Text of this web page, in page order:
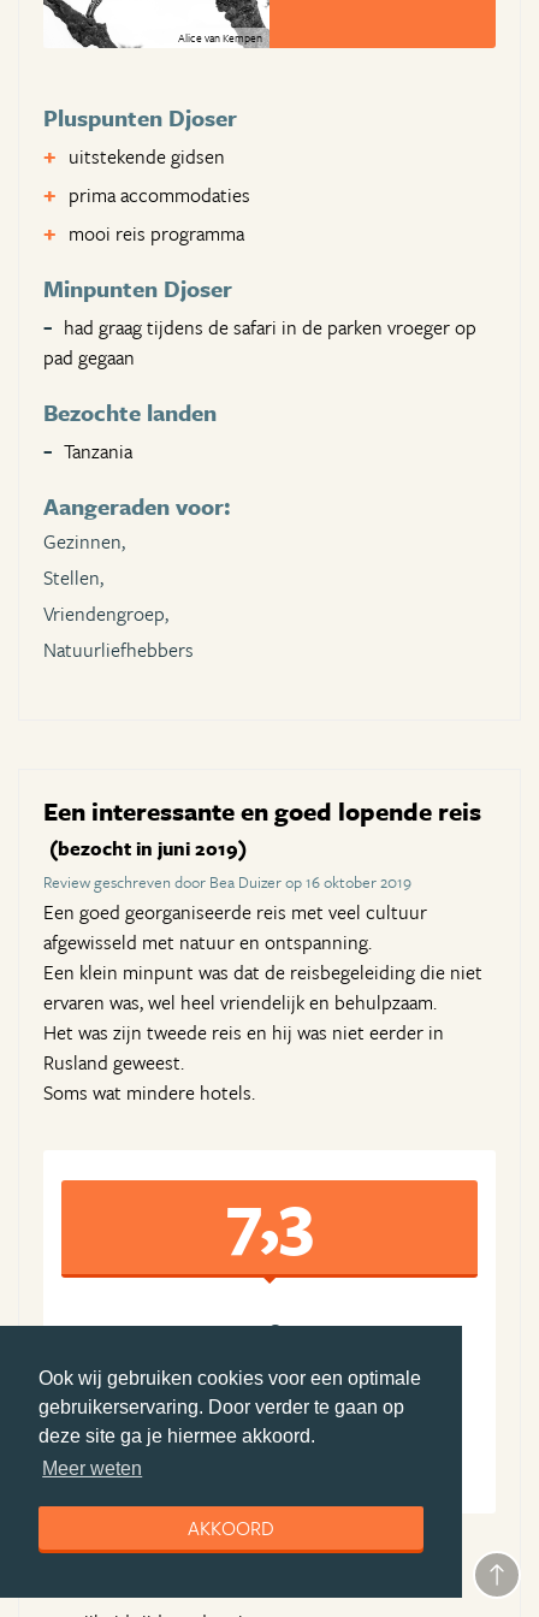
Ook wij gebruiken cookies voor een optimale
gebruikerservaring. Door verder te gaan op
deze site ga je hiermee akkoord.
Meer weten
AKKOORD
Alice van Kempen
Pluspunten Djoser
uitstekende gidsen
prima accommodaties
mooi reis programma
Minpunten Djoser
had graag tijdens de safari in de parken vroeger op
pad gegaan
Bezochte landen
Tanzania
Aangeraden voor:
Gezinnen,
Stellen,
Vriendengroep,
Natuurliefhebbers
Een interessante en goed lopende reis
(bezocht in juni 2019)
Review geschreven door Bea Duizer op 16 oktober 2019
Een goed georganiseerde reis met veel cultuur
afgewisseld met natuur en ontspanning.
Een klein minpunt was dat de reisbegeleiding die niet
ervaren was, wel heel vriendelijk en behulpzaam.
Het was zijn tweede reis en hij was niet eerder in
Rusland geweest.
Soms wat mindere hotels.
7,3
7 8
8
Reisleiding
7
Accommodatie(s)
7
Vervoer
7